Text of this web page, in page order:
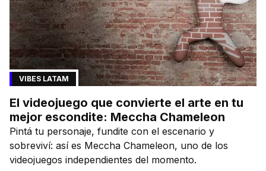
VIBES LATAM
El videojuego que convierte el arte en tu
mejor escondite: Meccha Chameleon
Pintá tu personaje, fundite con el escenario y
sobreviví: así es Meccha Chameleon, uno de los
videojuegos independientes del momento.